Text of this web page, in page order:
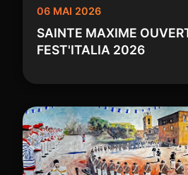
06 MAI 2026
SAINTE MAXIME
FEST'ITALIA 2026